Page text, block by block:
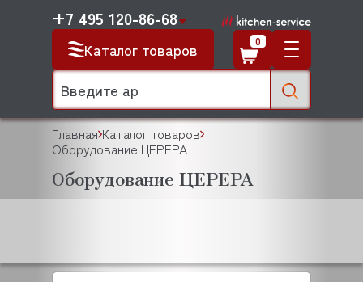
Каталог товаров
+7 495 120-86-68
0
Главная Каталог товаров
Оборудование ЦЕРЕРА
Оборудование ЦЕРЕРА